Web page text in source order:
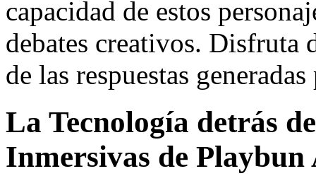
capacidad de estos
debates creativos. Disfruta
de las respuestas
La Tecnología detrás
Inmersivas de Playbun